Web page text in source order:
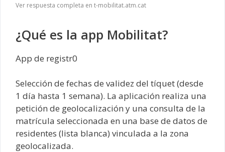
Ver respuesta completa en t-mobilitat.atm.cat
¿Qué es la app Mobilitat?
App de registr0
Selección de fechas de validez del tíquet (desde
1 día hasta 1 semana). La aplicación realiza una
petición de geolocalización y una consulta de la
matrícula seleccionada en una base de datos de
residentes (lista blanca) vinculada a la zona
geolocalizada.